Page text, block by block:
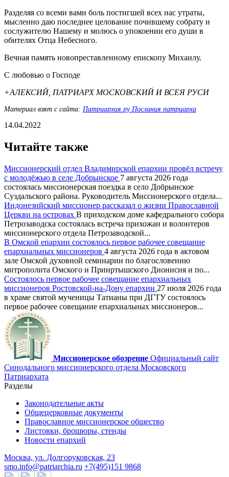
Разделяя со всеми вами боль постигшей всех нас утраты,
мысленно даю последнее целование почившему собрату и
сослужителю Нашему и молюсь о упокоении его души в
обителях Отца Небесного.
Вечная память новопреставленному епископу Михаилу.
С любовью о Господе
+АЛЕКСИЙ, ПАТРИАРХ МОСКОВСКИЙ И ВСЕЯ РУСИ
Материал взят с сайта: Патриархия.ру Послания патриарха
14.04.2022
Читайте также
Миссионерский отдел Владимирской епархии провёл встречу
с молодёжью в селе Добрынское 7 августа 2026 года
состоялась миссионерская поездка в село Добрынское
Суздальского района. Руководитель Миссионерского отдела...
Индонезийский миссионер рассказал о жизни Православной
Церкви на островах В приходском доме кафедрального собора
Петрозаводска состоялась встреча прихожан и волонтеров
миссионерского отдела Петрозаводской...
В Омской епархии состоялось первое рабочее совещание
епархиальных миссионеров 4 августа 2026 года в актовом
зале Омской духовной семинарии по благословению
митрополита Омского и Прииртышского Дионисия и по...
Состоялось первое рабочее совещание епархиальных
миссионеров Ростовской-на-Дону епархии 27 июля 2026 года
в храме святой мученицы Татианы при ДГТУ состоялось
первое рабочее совещание епархиальных миссионеров...
Миссионерское обозрение Официальный сайт
Синодального миссионерского отдела Московского
Патриархата
Разделы
Законодательные акты
Общецерковные документы
Православное миссионерское общество
Листовки, брошюры, стенды
Новости епархий
Москва, ул. Долгоруковская, 23
smo.info@patriarchia.ru +7(495)151 9868